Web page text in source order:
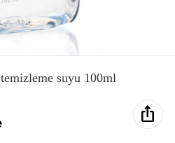
suyu 100ml
ios_share